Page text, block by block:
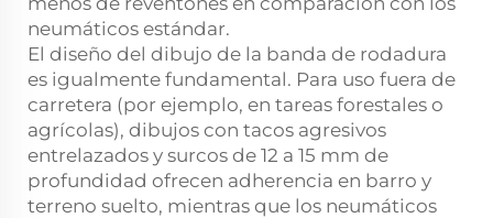
neumáticos estándar.
El diseño del dibujo de la banda de rodadura
es igualmente fundamental. Para uso fuera de
carretera (por ejemplo, en tareas forestales o
agrícolas), dibujos con tacos agresivos
entrelazados y surcos de 12 a 15 mm de
profundidad ofrecen adherencia en barro y
terreno suelto, mientras que los neumáticos